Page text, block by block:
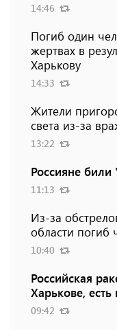
14:46
Погиб один
жертвах в
Харькову
14:33
Жители
света из-за
13:22
Россияне
11:13
Из-за
области погиб
10:40
Российская
Харькове,
09:42